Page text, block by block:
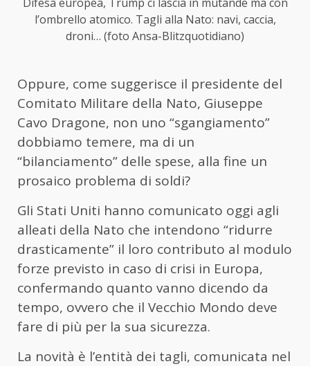
l’ombrello atomico. Tagli alla Nato: navi, caccia,
droni… (foto Ansa-Blitzquotidiano)
Oppure, come suggerisce il presidente del
Comitato Militare della Nato, Giuseppe
Cavo Dragone, non uno “sgangiamento”
dobbiamo temere, ma di un
“bilanciamento” delle spese, alla fine un
prosaico problema di soldi?
Gli Stati Uniti hanno comunicato oggi agli
alleati della Nato che intendono “ridurre
drasticamente” il loro contributo al modulo
forze previsto in caso di crisi in Europa,
confermando quanto vanno dicendo da
tempo, ovvero che il Vecchio Mondo deve
fare di più per la sua sicurezza.
La novità è l’entità dei tagli, comunicata nel